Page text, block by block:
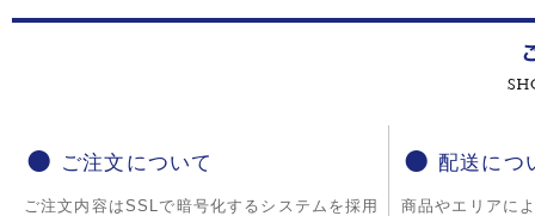
ご注文について
ご注文内容はSSLで暗号化するシステムを採用
配送につ
商品やエリアに